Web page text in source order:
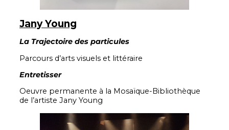
Jany Young
La Trajectoire des particules
Parcours d’arts visuels et littéraire
Entretisser
Oeuvre permanente à la Mosaïque-Bibliothèque
de l’artiste Jany Young